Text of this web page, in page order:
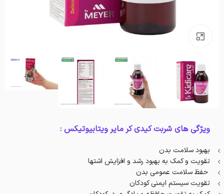
بزرگنمایی تصویر
ویژگی های شربت کیدی کر مایر ویتابیوتیکس :
بهبود سلامت بدن
تقویت و کمک به بهبود رشد و افزایش اشتها
حفظ سلامت عمومی بدن
تقویت سیستم ایمنی کودکان